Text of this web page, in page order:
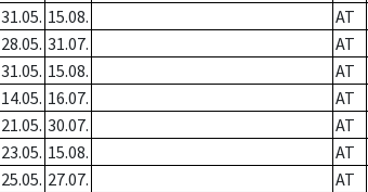
31.05. 15.08. AT
28.05. 31.07. AT
31.05. 15.08. AT
14.05. 16.07. AT
21.05. 30.07. AT
23.05. 15.08. AT
25.05. 27.07. AT